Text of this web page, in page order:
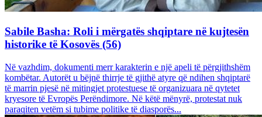
Sabile Basha: Roli i mërgatës shqiptare në kujtesën
historike të Kosovës (56)
Në vazhdim, dokumenti merr karakterin e një apeli të përgjithshëm
kombëtar. Autorët u bëjnë thirrje të gjithë atyre që ndihen shqiptarë
të marrin pjesë në mitingjet protestuese të organizuara në qytetet
kryesore të Evropës Perëndimore. Në këtë mënyrë, protestat nuk
paraqiten vetëm si tubime politike të diasporës...